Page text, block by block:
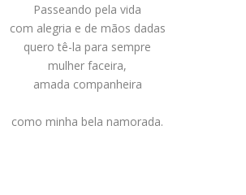
Passeando pela vida
com alegria e de mãos dadas
quero tê-la para sempre
mulher faceira,
amada companheira
como minha bela namorada.